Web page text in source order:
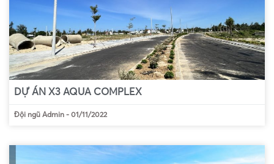
DỰ ÁN X3 AQUA COMPLEX
Đội ngũ Admin - 01/11/2022